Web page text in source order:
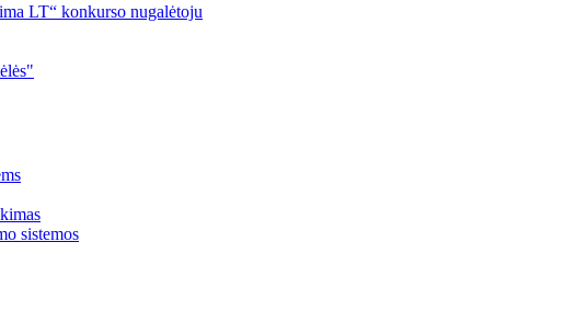
LT“ konkurso nugalėtoju
sistemos